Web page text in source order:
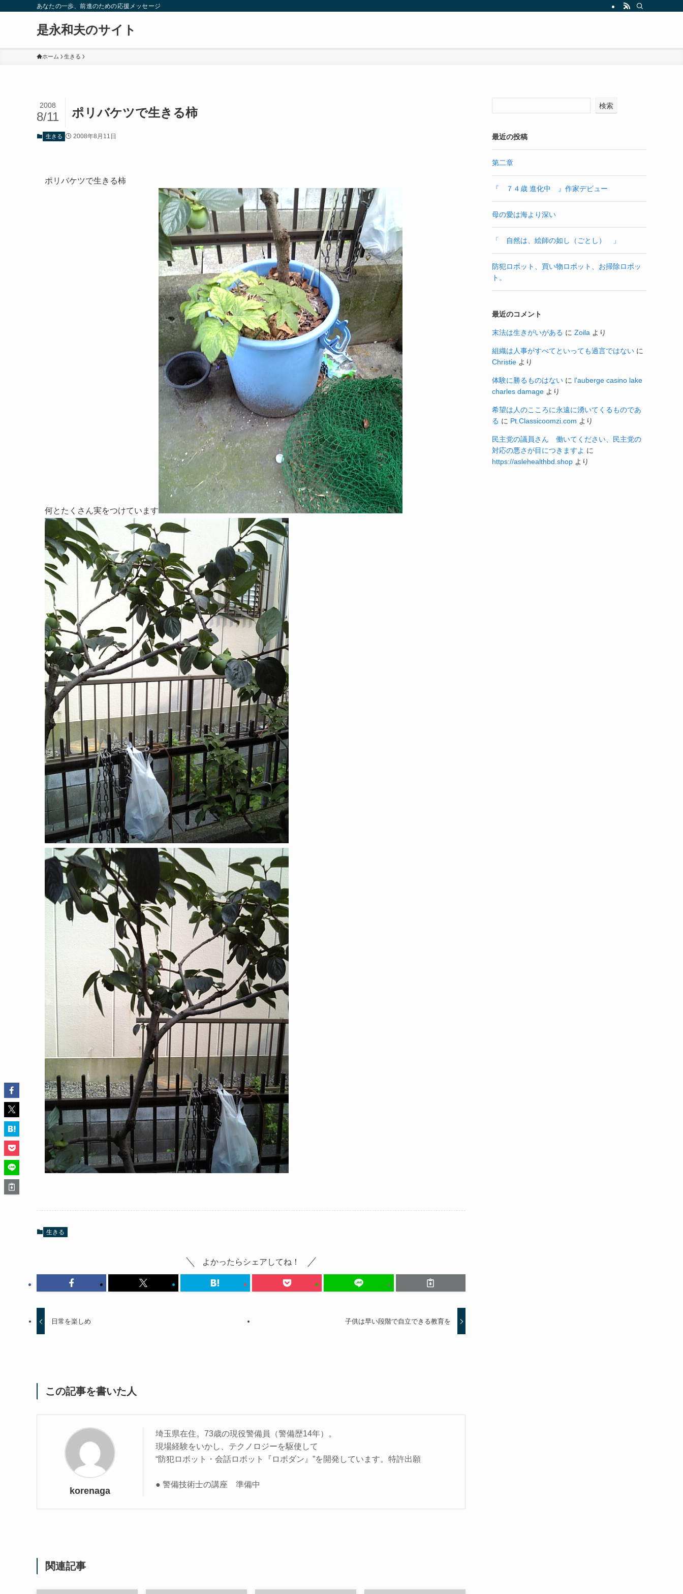
あなたの一歩、前進のための応援メッセージ
是永和夫のサイト
ホーム 生きる
ポリバケツで生きる柿
2008
8/11
生きる 2008年8月11日
ポリバケツで生きる柿
何とたくさん実をつけています
生きる
よかったらシェアしてね！
日常を楽しめ 子供は早い段階で自立できる教育を
この記事を書いた人
korenaga
埼玉県在住。73歳の現役警備員（警備歴14年）。
現場経験をいかし、テクノロジーを駆使して
“防犯ロボット・会話ロボット『ロボダン』”を開発しています。特許出願
● 警備技術士の講座 準備中
関連記事
検索
最近の投稿
第二章
『 ７４歳 進化中 』作家デビュー
母の愛は海より深い
「 自然は、絵師の如し（ごとし） 」
防犯ロボット、買い物ロボット、お掃除ロボッ
ト。
最近のコメント
末法は生きがいがある に Zoila より
組織は人事がすべてといっても過言ではない に
Christie より
体験に勝るものはない に l'auberge casino lake
charles damage より
希望は人のこころに永遠に湧いてくるものであ
る に Pt.Classicoomzi.com より
民主党の議員さん 働いてください、民主党の
対応の悪さが目につきますよ に
https://aslehealthbd.shop より